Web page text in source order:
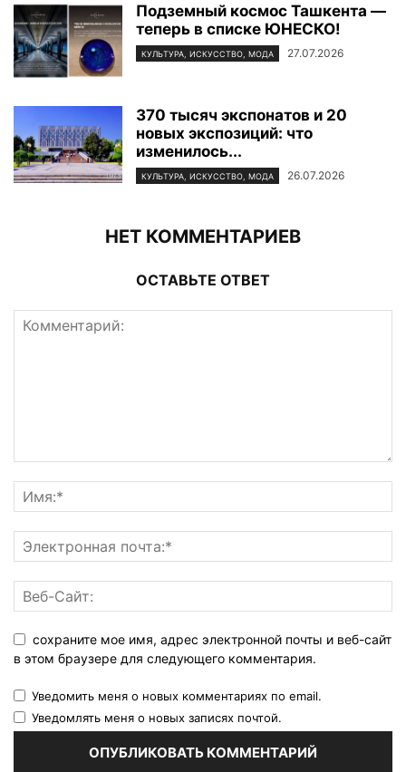
Подземный космос Ташкента —
теперь в списке ЮНЕСКО!
КУЛЬТУРА, ИСКУССТВО, МОДА 27.07.2026
370 тысяч экспонатов и 20
новых экспозиций: что
изменилось...
КУЛЬТУРА, ИСКУССТВО, МОДА 26.07.2026
НЕТ КОММЕНТАРИЕВ
ОСТАВЬТЕ ОТВЕТ
сохраните мое имя, адрес электронной почты и веб-сайт
в этом браузере для следующего комментария.
Уведомить меня о новых комментариях по email.
Уведомлять меня о новых записях почтой.